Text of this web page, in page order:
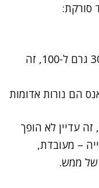
סורקת:
סך כל הסוכרים – אם זה יותר מ-30 גרם ל-100, זה
הם נורות אדומות
עדיין לא הופך
– מעובדת,
של ממש.